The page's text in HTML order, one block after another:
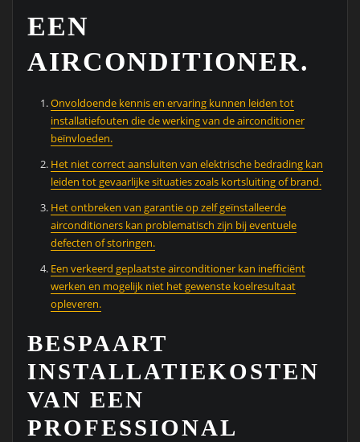
EEN
AIRCONDITIONER.
Onvoldoende kennis en ervaring kunnen leiden tot
installatiefouten die de werking van de airconditioner
beïnvloeden.
Het niet correct aansluiten van elektrische bedrading kan
leiden tot gevaarlijke situaties zoals kortsluiting of brand.
Het ontbreken van garantie op zelf geïnstalleerde
airconditioners kan problematisch zijn bij eventuele
defecten of storingen.
Een verkeerd geplaatste airconditioner kan inefficiënt
werken en mogelijk niet het gewenste koelresultaat
opleveren.
BESPAART
INSTALLATIEKOSTEN
VAN EEN
PROFESSIONAL